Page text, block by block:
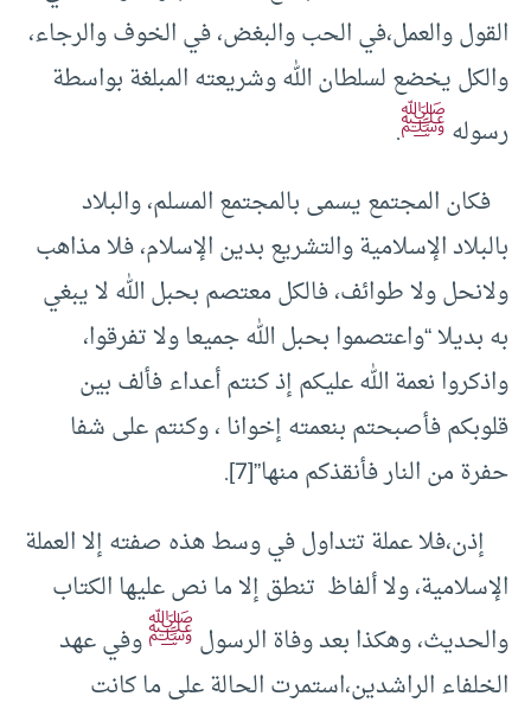
القول والعمل،في الحب والبغض، في الخوف والرجاء،
والكل يخضع لسلطان الله وشريعته المبلغة بواسطة
رسولهﷺ.
فكان المجتمع يسمى بالمجتمع المسلم، والبلاد
بالبلاد الإسلامية والتشريع بدين الإسلام، فلا مذاهب
ولانحل ولا طوائف، فالكل معتصم بحبل الله لا يبغي
به بديلا “واعتصموا بحبل الله جميعا ولا تفرقوا،
واذكروا نعمة الله عليكم إذ كنتم أعداء فألف بين
قلوبكم فأصبحتم بنعمته إخوانا ، وكنتم على شفا
حفرة من النار فأنقذكم منها”[7]
.
إذن،فلا عملة تتداول في وسط هذه صفته إلا العملة
الإسلامية، ولا ألفاظ تنطق إلا ما نص عليها الكتاب
والحديث، وهكذا بعد وفاة الرسولﷺوفي عهد
الخلفاء الراشدين،استمرت الحالة على ما كانت